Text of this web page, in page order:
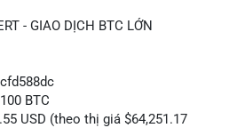
- GIAO DỊCH BTC LỚN
BTC
USD (theo thị giá $64,251.17